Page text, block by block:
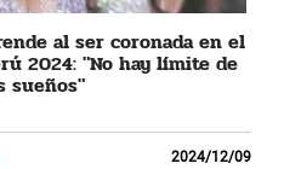
al ser coronada en el
2024: "No hay límite de
sueños"
2024/12/09